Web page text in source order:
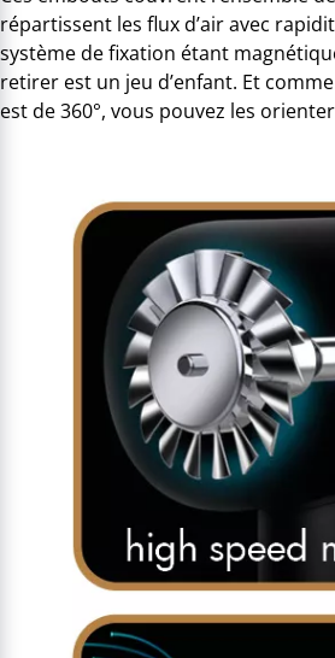
répartissent les flux d’air avec
système de fixation étant
retirer est un jeu d’enfant. Et
est de 360°, vous pouvez les